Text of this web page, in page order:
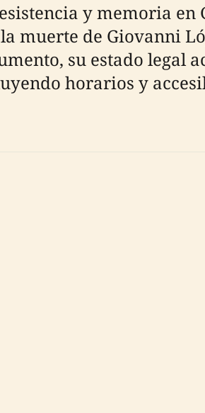
y memoria en
muerte de Giovanni
su estado legal
horarios y